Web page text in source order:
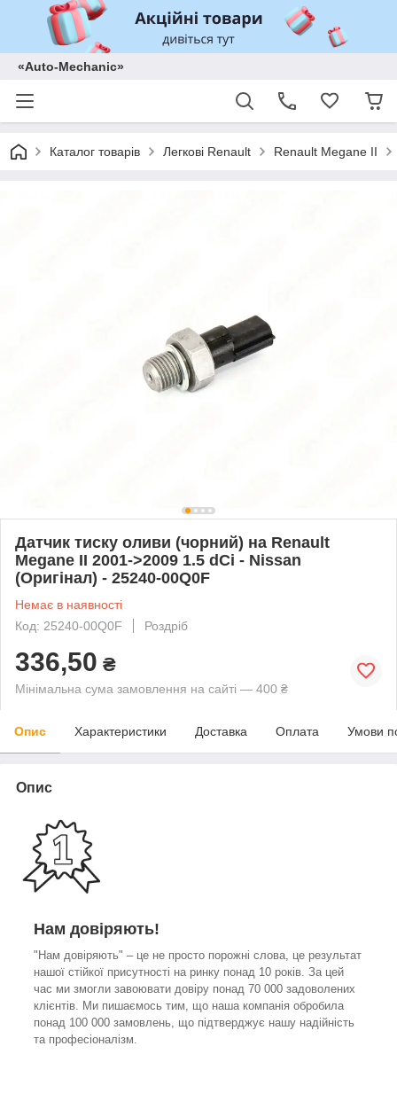
«Auto-Mechanic»
Каталог товарів Легкові Renault Renault Megane II
Датчик тиску оливи (чорний) на Renault
Megane II 2001->2009 1.5 dCi - Nissan
(Оригінал) - 25240-00Q0F
Немає в наявності
Код: 25240-00Q0F
Роздріб
336,50 ₴
Мінімальна сума замовлення на сайті — 400 ₴
Опис Характеристики Доставка Оплата Умови
Опис
Нам довіряють!
"Нам довіряють" – це не просто порожні слова, це результат
нашої стійкої присутності на ринку понад 10 років. За цей
час ми змогли завоювати довіру понад 70 000 задоволених
клієнтів. Ми пишаємось тим, що наша компанія обробила
понад 100 000 замовлень, що підтверджує нашу надійність
та професіоналізм.